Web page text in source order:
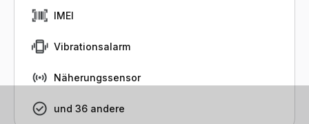
IMEI
Vibrationsalarm
Näherungssensor
und 36 andere